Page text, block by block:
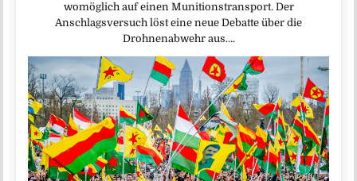
womöglich auf einen Munitionstransport. Der
Anschlagsversuch löst eine neue Debatte über die
Drohnenabwehr aus….